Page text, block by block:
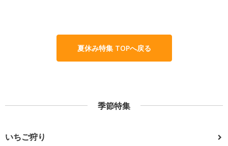
夏休み特集 TOPへ戻る
季節特集
いちご狩り